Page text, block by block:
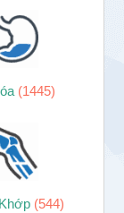
(1445)
(544)